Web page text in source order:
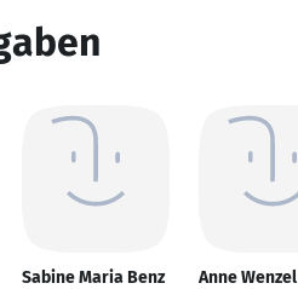
Sabine Maria Benz Anne Wenzel